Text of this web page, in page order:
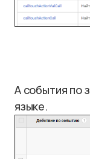
А события по
языке.